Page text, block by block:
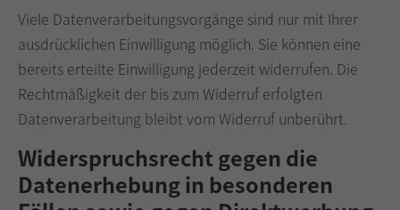
Viele Datenverarbeitungsvorgänge sind nur mit Ihrer
ausdrücklichen Einwilligung möglich. Sie können eine
bereits erteilte Einwilligung jederzeit widerrufen. Die
Rechtmäßigkeit der bis zum Widerruf erfolgten
Datenverarbeitung bleibt vom Widerruf unberührt.
Widerspruchsrecht gegen die
Datenerhebung in besonderen